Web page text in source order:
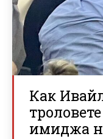
Как
имиджа